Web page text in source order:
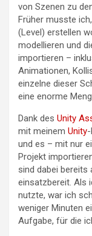
von Szenen zu
Früher musste
(Level) erstellen
modellieren und
importieren –
Animationen,
einzelne dieser
eine enorme
Dank des Unity
mit meinem Unity
und es – mit nur
Projekt
sind dabei
einsatzbereit. Als
nutzte, war ich
weniger Minuten
Aufgabe, für die